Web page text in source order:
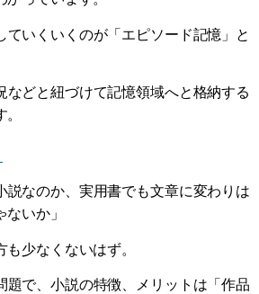
ていくいくのが「エピソード記憶」と
などと紐づけて記憶領域へと格納する
説なのか、実用書でも文章に変わりは
いか」
少なくないはず。
題で、小説の特徴、メリットは「作品